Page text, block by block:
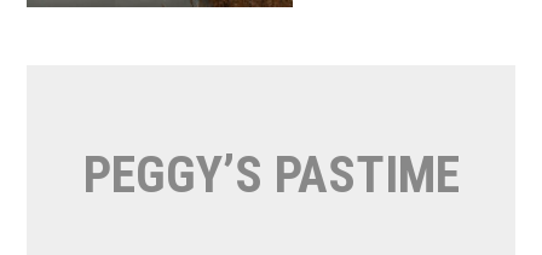
PEGGY’S PASTIME